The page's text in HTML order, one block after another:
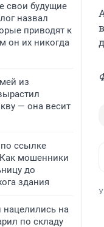
свои будущие
назвал
приводят к
он их никогда
из
— она весит
ссылке
мошенники
до
здания
нацелились на
по складу